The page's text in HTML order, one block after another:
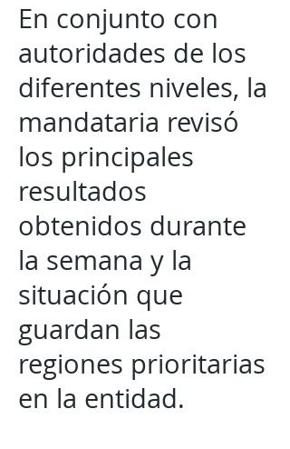
En conjunto con
autoridades de los
diferentes niveles, la
mandataria revisó
los principales
resultados
obtenidos durante
la semana y la
situación que
guardan las
regiones prioritarias
en la entidad.